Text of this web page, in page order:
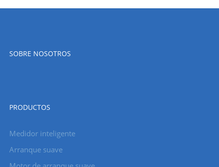
SOBRE NOSOTROS
PRODUCTOS
Medidor inteligente
Arranque suave